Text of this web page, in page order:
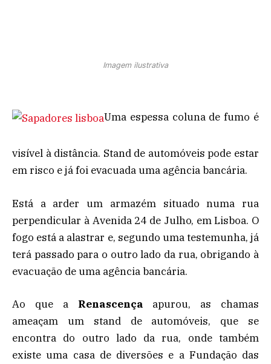
Imagem ilustrativa
Uma espessa coluna de fumo é
visível à distância. Stand de automóveis pode estar
em risco e já foi evacuada uma agência bancária.
Está a arder um armazém situado numa rua
perpendicular à Avenida 24 de Julho, em Lisboa. O
fogo está a alastrar e, segundo uma testemunha, já
terá passado para o outro lado da rua, obrigando à
evacuação de uma agência bancária.
Ao que a Renascença apurou, as chamas
ameaçam um stand de automóveis, que se
encontra do outro lado da rua, onde também
existe uma casa de diversões e a Fundação das